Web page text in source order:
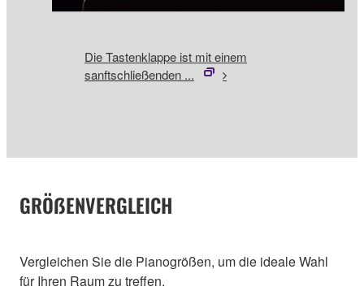
Die Tastenklappe ist mit einem
sanftschließenden ...
GRÖẞENVERGLEICH
Vergleichen Sie die Pianogrößen, um die ideale Wahl
für Ihren Raum zu treffen.